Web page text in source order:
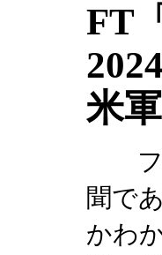
FT
米
フィ
聞で
かわ